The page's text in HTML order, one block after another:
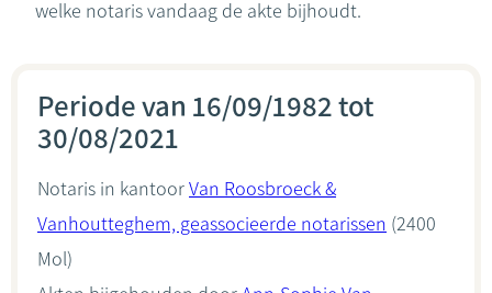
welke notaris vandaag de akte bijhoudt.
Periode van 16/09/1982 tot
30/08/2021
Notaris in kantoorVan Roosbroeck &
Vanhoutteghem, geassocieerde notarissen (2400
Mol)